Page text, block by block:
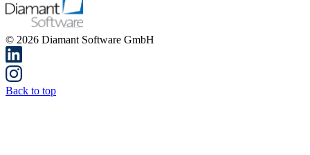
© 2026 Diamant Software GmbH
Back to top